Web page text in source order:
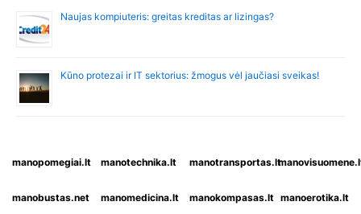
Naujas kompiuteris: greitas kreditas ar lizingas?
Kūno protezai ir IT sektorius: žmogus vėl jaučiasi sveikas!
manopomegiai.lt manotechnika.lt manotransportas.lt
manobustas.net manomedicina.lt manokompasas.lt manoerotika.lt